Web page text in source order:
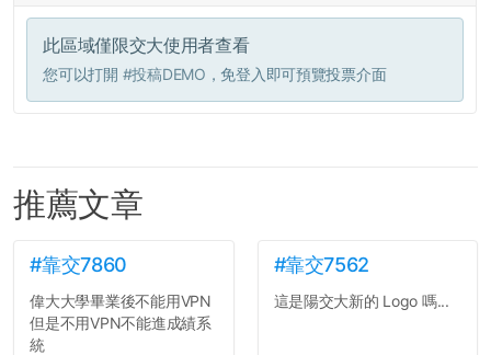
此區域僅限交大使用者查看
您可以打開 #投稿DEMO ，免登入即可預覽投票介面
推薦文章
#靠交7860
偉大大學畢業後不能用VPN
但是不用VPN不能進成績系
統
#靠交7562
這是陽交大新的 Logo 嗎...